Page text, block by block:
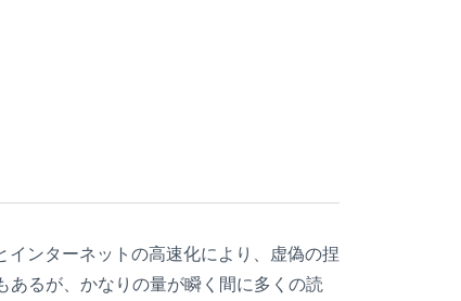
ンターネットの高速化により、虚偽の捏
るが、かなりの量が瞬く間に多くの読